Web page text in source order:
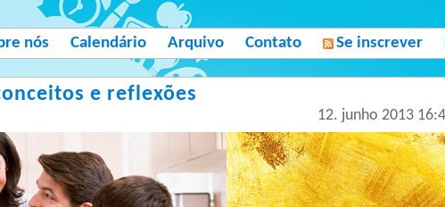
nós Calendário Arquivo Contato Se inscrever
e reflexões
12. junho 2013